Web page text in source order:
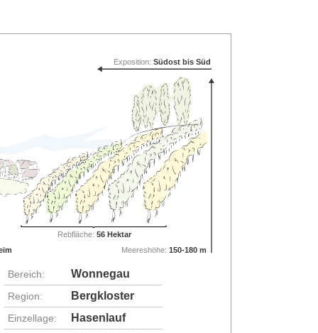
Rebfläche: 56 Hektar
Meereshöhe:150-180 m
Exposition:Südost bis Süd
Bereich: Wonnegau
Region: Bergkloster
Einzellage: Hasenlauf